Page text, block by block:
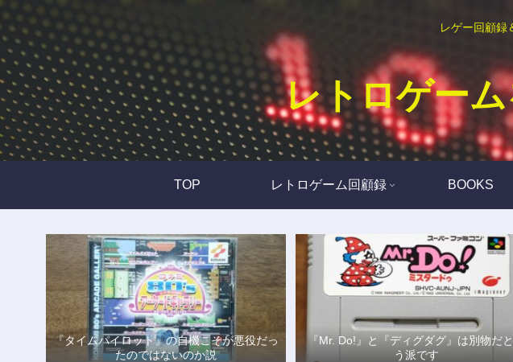
レゲー回顧録
レトロゲーム
TOP レトロゲーム回顧録 BOOKS
『タイムパイロット』の自機こそが悪役だっ
たのではないのか説
『Mr. Do!』と『ディグダグ』は別物だ
う派です